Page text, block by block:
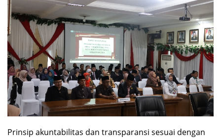
Prinsip akuntabilitas dan transparansi sesuai dengan